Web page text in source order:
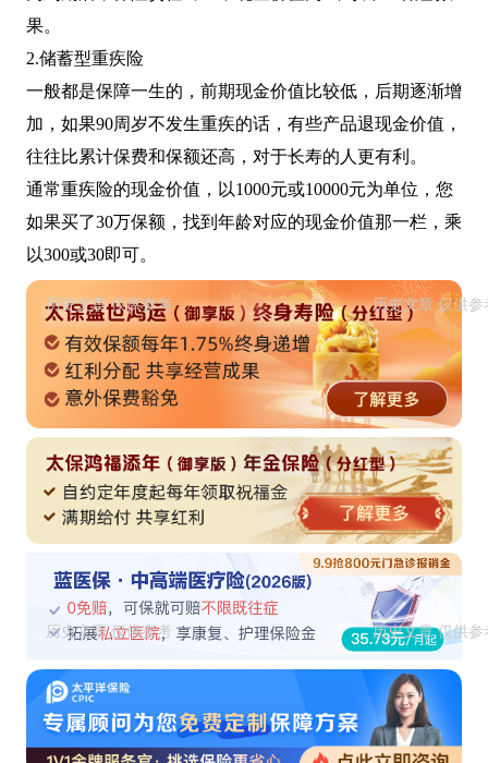
果。
2.储蓄型重疾险
一般都是保障一生的，前期现金价值比较低，后期逐渐增
加，如果90周岁不发生重疾的话，有些产品退现金价值，
往往比累计保费和保额还高，对于长寿的人更有利。
通常重疾险的现金价值，以1000元或10000元为单位，您
如果买了30万保额，找到年龄对应的现金价值那一栏，乘
以300或30即可。